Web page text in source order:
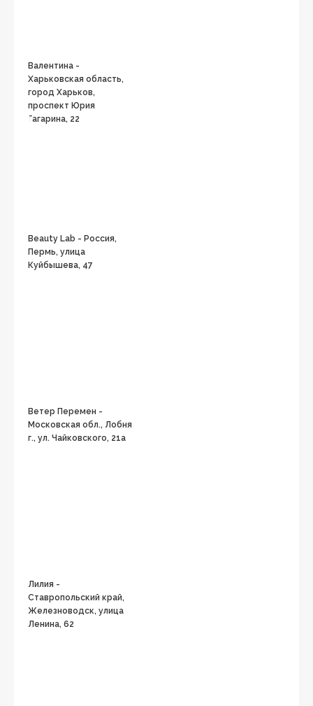
Валентина -
Харьковская область,
город Харьков,
проспект Юрия
Гагарина, 22
Beauty Lab - Россия,
Пермь, улица
Куйбышева, 47
Ветер Перемен -
Московская обл., Лобня
г., ул. Чайковского, 21а
Лилия -
Ставропольский край,
Железноводск, улица
Ленина, 62